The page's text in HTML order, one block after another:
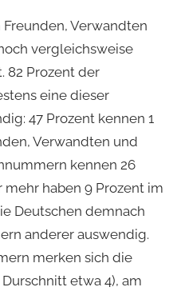
Verwandten
vergleichsweise
82 Prozent der
eine dieser
47 Prozent kennen 1
Verwandten und
kennen 26
mehr haben 9 Prozent im
Deutschen demnach
anderer auswendig.
merken sich die
etwa 4), am